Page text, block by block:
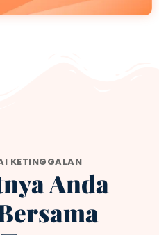
KETINGGALAN
Anda